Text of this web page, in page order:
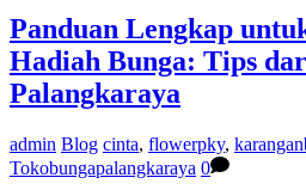
Panduan Lengkap
Hadiah Bunga: Tips
Palangkaraya
admin Blog cinta, flowerpky,
Tokobungapalangkaraya 0